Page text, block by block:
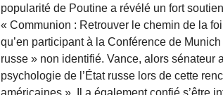
popularité de Poutine a révélé un fort
« Communion : Retrouver le chemin de la
qu’en participant à la Conférence de
russe » non identifié. Vance, alors sénateur
psychologie de l’État russe lors de cette